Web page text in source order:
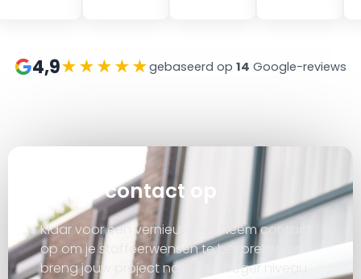
4,9★★★★★gebaseerd op 14 Google-reviews
Neem contact op
Klaar voor een vernieuwing? Neem contact
op om je stoffeerwensen te bespreken en
breng jouw project naar een hoger niveau.